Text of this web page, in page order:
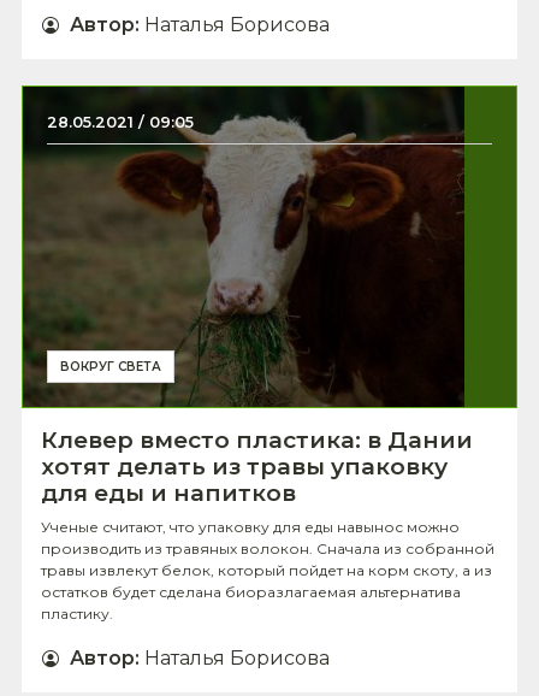
Автор: Наталья Борисова
28.05.2021 / 09:05
ВОКРУГ СВЕТА
Клевер вместо пластика: в Дании
хотят делать из травы упаковку
для еды и напитков
Ученые считают, что упаковку для еды навынос можно
производить из травяных волокон. Сначала из собранной
травы извлекут белок, который пойдет на корм скоту, а из
остатков будет сделана биоразлагаемая альтернатива
пластику.
Автор: Наталья Борисова